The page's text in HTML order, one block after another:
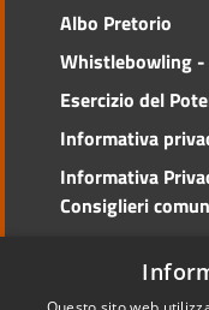
Albo Pretorio
Whistlebowling
Esercizio del
Informativa
Informativa
Consiglieri